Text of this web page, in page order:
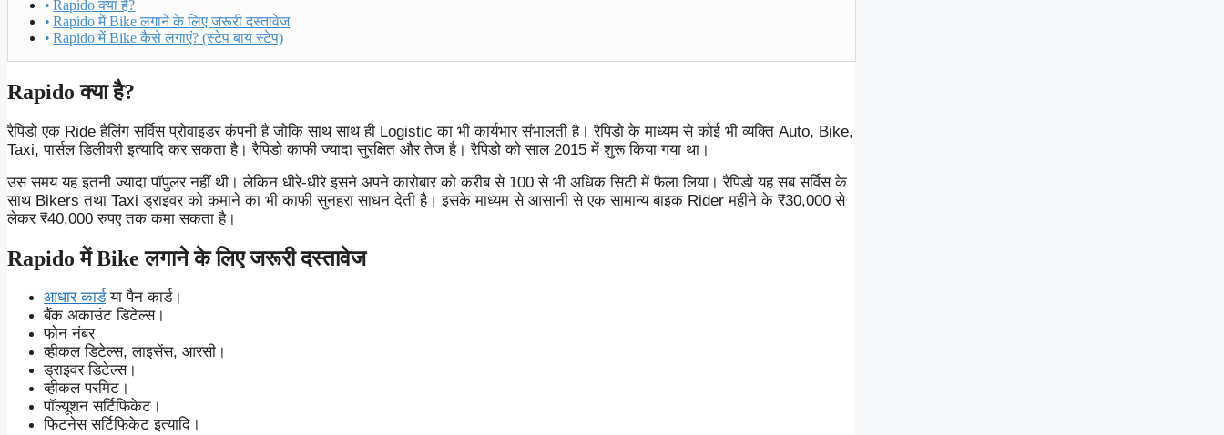
Rapido क्या है?
Rapido में Bike लगाने के लिए जरूरी दस्तावेज
Rapido में Bike कैसे लगाएं? (स्टेप बाय स्टेप)
Rapido क्या है?
रैपिडो एक Ride हैलिंग सर्विस प्रोवाइडर कंपनी है जोकि साथ साथ ही Logistic का भी कार्यभार संभालती है। रैपिडो के माध्यम से कोई भी व्यक्ति Auto, Bike,
Taxi, पार्सल डिलीवरी इत्यादि कर सकता है। रैपिडो काफी ज्यादा सुरक्षित और तेज है। रैपिडो को साल 2015 में शुरू किया गया था।
उस समय यह इतनी ज्यादा पॉपुलर नहीं थी। लेकिन धीरे-धीरे इसने अपने कारोबार को करीब से 100 से भी अधिक सिटी में फैला लिया। रैपिडो यह सब सर्विस के
साथ Bikers तथा Taxi ड्राइवर को कमाने का भी काफी सुनहरा साधन देती है। इसके माध्यम से आसानी से एक सामान्य बाइक Rider महीने के ₹30,000 से
लेकर ₹40,000 रुपए तक कमा सकता है।
Rapido में Bike लगाने के लिए जरूरी दस्तावेज
आधार कार्डया पैन कार्ड।
बैंक अकाउंट डिटेल्स।
फोन नंबर
व्हीकल डिटेल्स, लाइसेंस, आरसी।
ड्राइवर डिटेल्स।
व्हीकल परमिट।
पॉल्यूशन सर्टिफिकेट।
फिटनेस सर्टिफिकेट इत्यादि।